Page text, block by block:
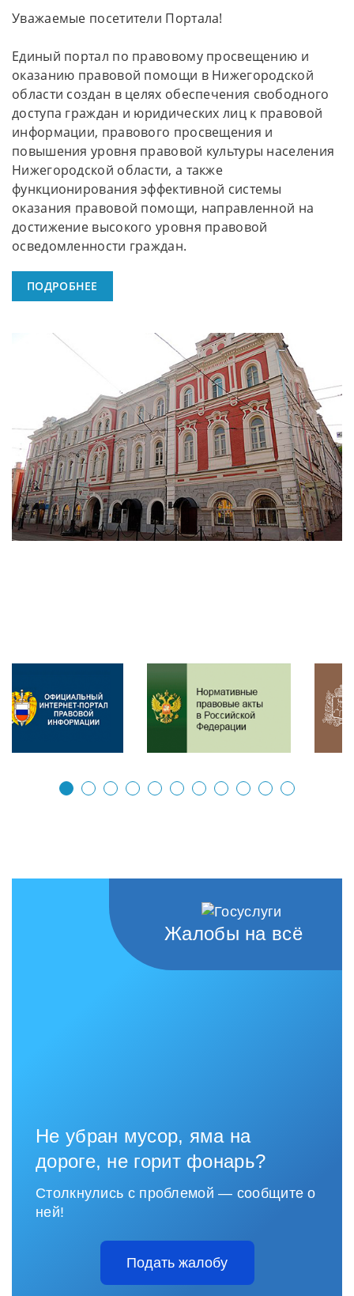
Уважаемые посетители Портала!
Единый портал по правовому просвещению и
оказанию правовой помощи в Нижегородской
области создан в целях обеспечения свободного
доступа граждан и юридических лиц к правовой
информации, правового просвещения и
повышения уровня правовой культуры населения
Нижегородской области, а также
функционирования эффективной системы
оказания правовой помощи, направленной на
достижение высокого уровня правовой
осведомленности граждан.
ПОДРОБНЕЕ
Жалобы на всё
Не убран мусор, яма на
дороге, не горит фонарь?
Столкнулись с проблемой — сообщите о
ней!
Подать жалобу